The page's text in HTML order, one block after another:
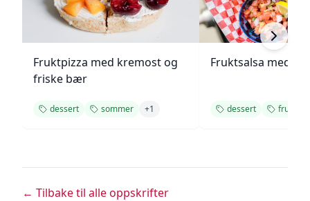
Fruktpizza med kremost og
friske bær
dessert sommer +1
Fruktsalsa med
dessert frukt
← Tilbake til alle oppskrifter